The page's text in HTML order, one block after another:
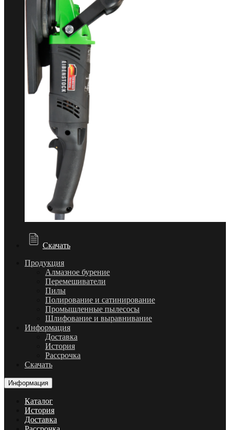
Скачать
Продукция
Алмазное бурение
Перемешиватели
Пилы
Полирование и сатинирование
Промышленные пылесосы
Шлифование и выравнивание
Информация
Доставка
История
Рассрочка
Скачать
Информация
Каталог
История
Доставка